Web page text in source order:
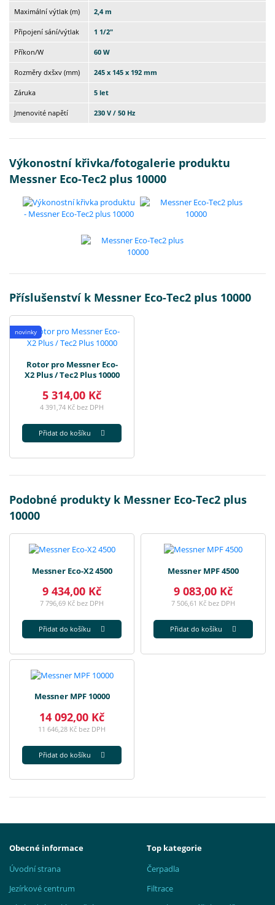
Maximální výtlak (m) 2,4 m
Připojení sání/výtlak 1 1/2"
Příkon/W 60 W
Rozměry dxšxv (mm) 245 x 145 x 192 mm
Záruka 5 let
Jmenovité napětí 230 V / 50 Hz
Výkonostní křivka/fotogalerie produktu
Messner Eco-Tec2 plus 10000
Příslušenství k Messner Eco-Tec2 plus 10000
novinky
Rotor pro Messner Eco-
X2 Plus / Tec2 Plus 10000
5 314,00 Kč
4 391,74 Kč bez DPH
Přidat do košíku
Podobné produkty k Messner Eco-Tec2 plus
10000
Messner Eco-X2 4500
9 434,00 Kč
7 796,69 Kč bez DPH
Přidat do košíku
Messner MPF 4500
9 083,00 Kč
7 506,61 Kč bez DPH
Přidat do košíku
Messner MPF 10000
14 092,00 Kč
11 646,28 Kč bez DPH
Přidat do košíku
Obecné informace
Úvodní strana
Jezírkové centrum
Top kategorie
Čerpadla
Filtrace